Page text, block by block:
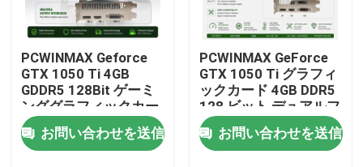
家
PCWINMAX Geforce
GTX 1050 Ti 4GB
GDDR5 128Bit ゲーミ
ンググラフィックカー
ド HD出力付き
OEM/ODM デスクトッ
プコンピューター用 在
お問い合わせを送信
PCWINMAX GeForce
GTX 1050 Ti グラフィ
ックカード 4GB DDR5
128 ビット デュアルフ
ァン 650MHz
1800MHz 周波数
1050Ti デスクトップ
お問い合わせを送信